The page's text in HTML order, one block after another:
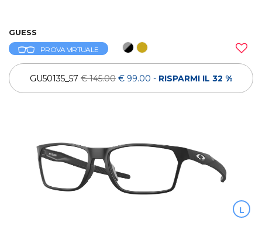
GUESS
PROVA VIRTUALE
GU50135_57 € 145.00 € 99.00 - RISPARMI IL 32 %
L